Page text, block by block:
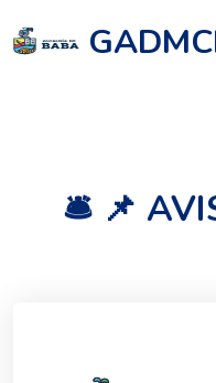
🛎️ 📌